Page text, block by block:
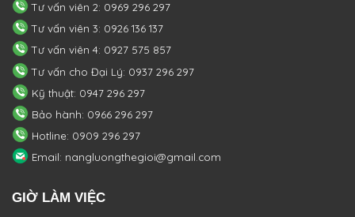
Tư vấn viên 2: 0969 296 297
Tư vấn viên 3: 0926 136 137
Tư vấn viên 4: 0927 575 857
Tư vấn cho Đại Lý: 0937 296 297
Kỹ thuật: 0947 296 297
Bảo hành: 0966 296 297
Hotline: 0909 296 297
Email: nangluongthegioi@gmail.com
GIỜ LÀM VIỆC